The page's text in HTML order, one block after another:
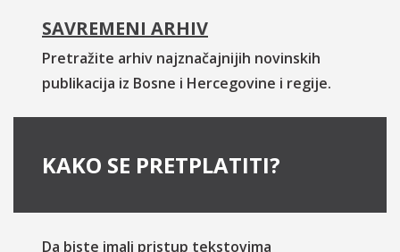
SAVREMENI ARHIV
Pretražite arhiv najznačajnijih novinskih
publikacija iz Bosne i Hercegovine i regije.
KAKO SE PRETPLATITI?
Da biste imali pristup tekstovima